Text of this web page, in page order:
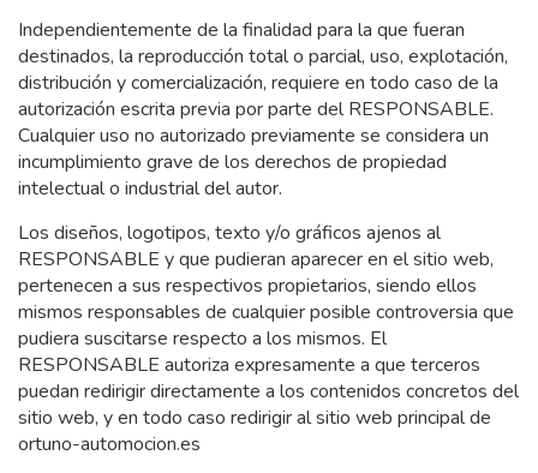
Independientemente de la finalidad para la que fueran
destinados, la reproducción total o parcial, uso, explotación,
distribución y comercialización, requiere en todo caso de la
autorización escrita previa por parte del RESPONSABLE.
Cualquier uso no autorizado previamente se considera un
incumplimiento grave de los derechos de propiedad
intelectual o industrial del autor.
Los diseños, logotipos, texto y/o gráficos ajenos al
RESPONSABLE y que pudieran aparecer en el sitio web,
pertenecen a sus respectivos propietarios, siendo ellos
mismos responsables de cualquier posible controversia que
pudiera suscitarse respecto a los mismos. El
RESPONSABLE autoriza expresamente a que terceros
puedan redirigir directamente a los contenidos concretos del
sitio web, y en todo caso redirigir al sitio web principal de
ortuno-automocion.es